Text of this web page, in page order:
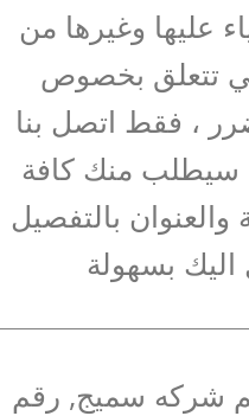
عليها وغيرها من
تتعلق بخصوص
، فقط اتصل بنا
سيطلب منك كافة
والعنوان بالتفصيل
بسهولة
شركه سميج, رقم